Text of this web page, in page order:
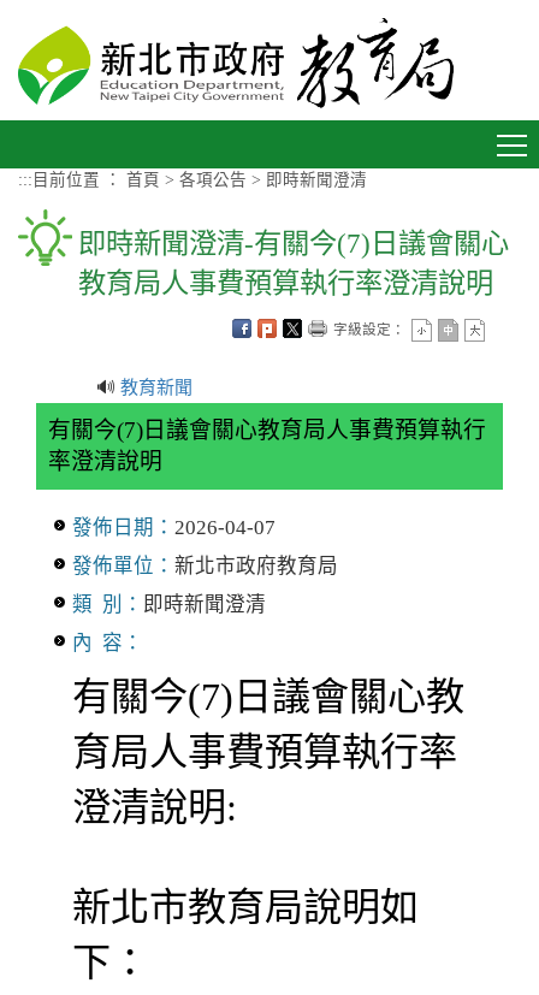
::: 目前位置 ： 首頁 > 各項公告 > 即時新聞澄清
即時新聞澄清-有關今(7)日議會關心
教育局人事費預算執行率澄清說明
字級設定：
🔊 教育新聞
有關今(7)日議會關心教育局人事費預算執行
率澄清說明
發佈日期： 2026-04-07
發佈單位： 新北市政府教育局
類 別： 即時新聞澄清
內 容：
有關今(7)日議會關心教
育局人事費預算執行率
澄清說明:
新北市教育局說明如
下：